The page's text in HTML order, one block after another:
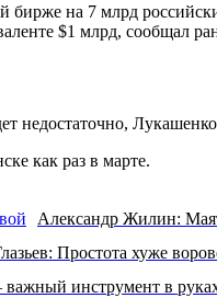
на 7 млрд
$1 млрд,
недостаточно,
как раз в марте.
Александр Жилин:
Простота хуже
инструмент в